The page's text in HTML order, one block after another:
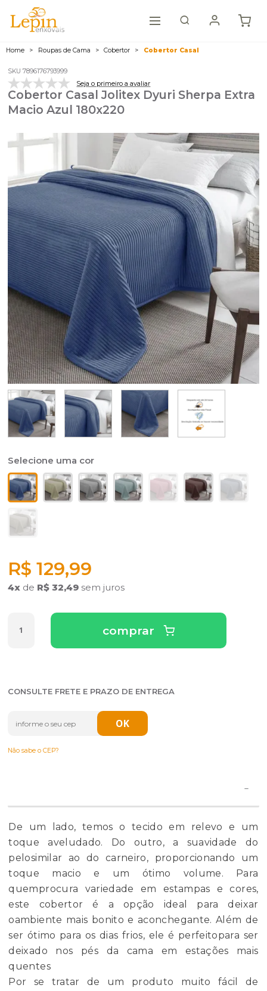
Home Roupas de Cama Cobertor Cobertor Casal
SKU 7896176793999
Seja o primeiro a avaliar
Cobertor Casal Jolitex Dyuri Sherpa Extra
Macio Azul 180x220
R$ 129,99
4x de R$ 32,49 sem juros
comprar
CONSULTE FRETE E PRAZO DE ENTREGA
Não sabe o CEP?
De um lado, temos o tecido em relevo e um
toque aveludado. Do outro, a suavidade do
pelosimilar ao do carneiro, proporcionando um
toque macio e um ótimo volume. Para
quemprocura variedade em estampas e cores,
este cobertor é a opção ideal para deixar
oambiente mais bonito e aconchegante. Além de
ser ótimo para os dias frios, ele é perfeitopara ser
deixado nos pés da cama em estações mais
quentes
Por se tratar de um produto muito fácil de